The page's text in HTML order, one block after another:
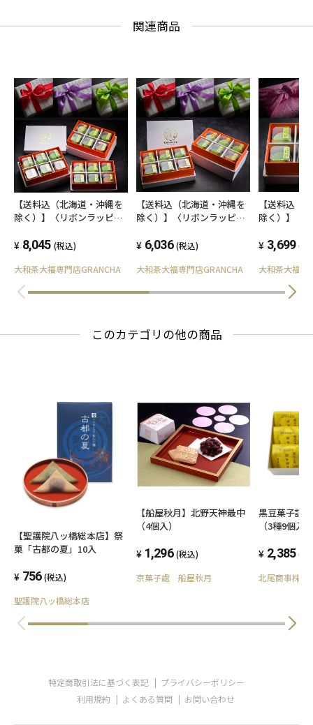
関連商品
【送料込（北海道・沖縄を
除く）】〈リボンラッピン
18個入り全種セット【ギフ
き）】
8,045 (税込)
大和茶大福専門店GRANCHA
【送料込（北海道・沖縄を
除く）】〈リボンラッピン
12個入り全種セット【ギフ
き）】
6,036 (税込)
大和茶大福専門店GRANCHA
【送料込（
除く）】〈
セット【ギ
3,699 (税
大和茶大福専
このカテゴリの他の商品
【聖護院八ッ橋総本店】祭
菓「古都の夏」10入
756 (税込)
聖護院八ッ橋総本店
【船屋秋月】北野天神最中
（4個入）
1,296 (税込)
京菓子處 船屋秋月
黒豆菓子詰
（3種9個入
2,385 (税
北尾商事株式
特定商取引法に基づく表記
プライバシーポリシー
利用規約
よくある質問 お問い合わせ